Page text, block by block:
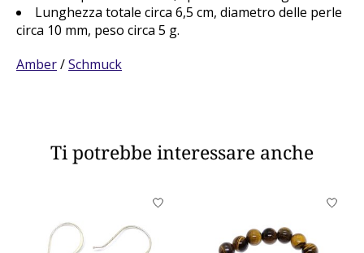
Lunghezza totale circa 6,5 cm, diametro delle perle
circa 10 mm, peso circa 5 g.
Amber/Schmuck
Ti potrebbe interessare anche
Product carousel items